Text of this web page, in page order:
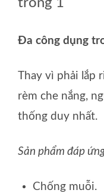
trong 1
Đa công dụng
Thay vì phải lắp
rèm che nắng,
thống duy nhất.
Sản phẩm đáp
Chống muỗi.